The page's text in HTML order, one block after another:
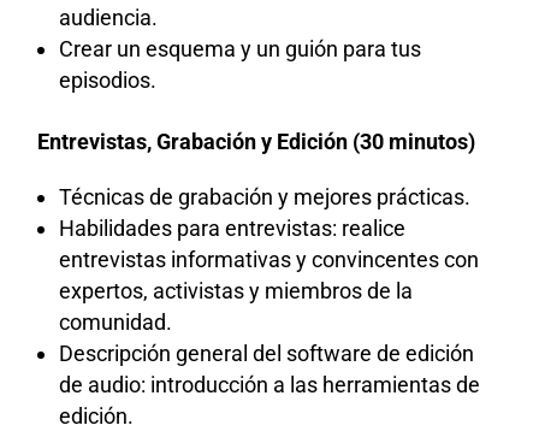
audiencia.
Crear un esquema y un guión para tus
episodios.
Entrevistas, Grabación y Edición (30 minutos)
Técnicas de grabación y mejores prácticas.
Habilidades para entrevistas: realice
entrevistas informativas y convincentes con
expertos, activistas y miembros de la
comunidad.
Descripción general del software de edición
de audio: introducción a las herramientas de
edición.